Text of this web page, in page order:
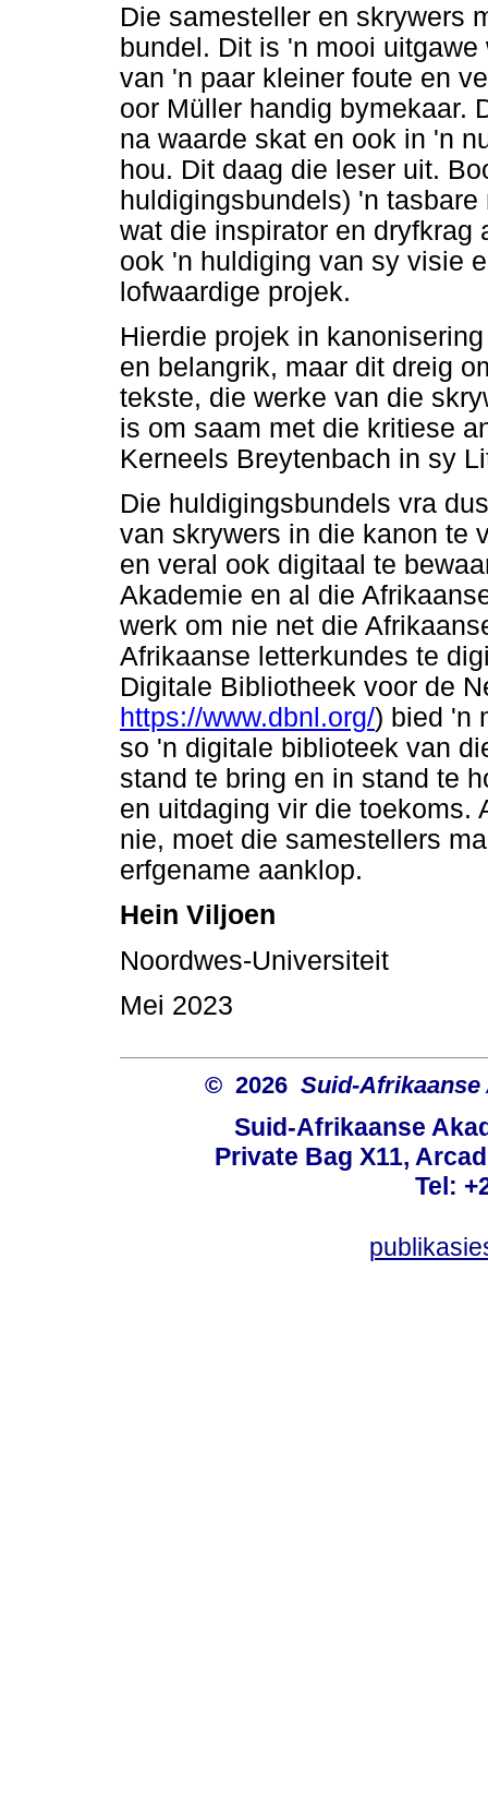
Die samesteller en skrywers
bundel. Dit is 'n mooi
van 'n paar kleiner foute en
oor Müller handig bymekaar.
na waarde skat en ook in 'n
hou. Dit daag die leser uit.
huldigingsbundels) 'n
wat die inspirator en dryfkrag
ook 'n huldiging van sy visie
lofwaardige projek.
Hierdie projek in
en belangrik, maar dit dreig
tekste, die werke van die
is om saam met die kritiese
Kerneels Breytenbach in sy
Die huldigingsbundels vra
van skrywers in die kanon te
en veral ook digitaal te
Akademie en al die
werk om nie net die
Afrikaanse letterkundes te
Digitale Bibliotheek voor de
https://www.dbnl.org/) bied 'n
so 'n digitale biblioteek van
stand te bring en in stand te
en uitdaging vir die toekoms.
nie, moet die samestellers
erfgename aanklop.
Hein Viljoen
Noordwes-Universiteit
Mei 2023
© 2026 Suid-Afrikaanse
Suid-Afrikaanse
Private Bag X11,
Tel: